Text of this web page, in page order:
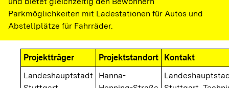
Parkmöglichkeiten mit Ladestationen für Autos und
Abstellplätze für Fahrräder.
Projektträger Projektstandort
Kontakt
Landeshauptstadt
Hanna-